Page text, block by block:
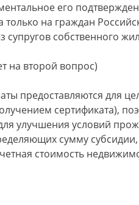
его
только на граждан
супругов собственного
на второй вопрос)
предоставляются для
сертификата),
улучшения условий
сумму
стоимость